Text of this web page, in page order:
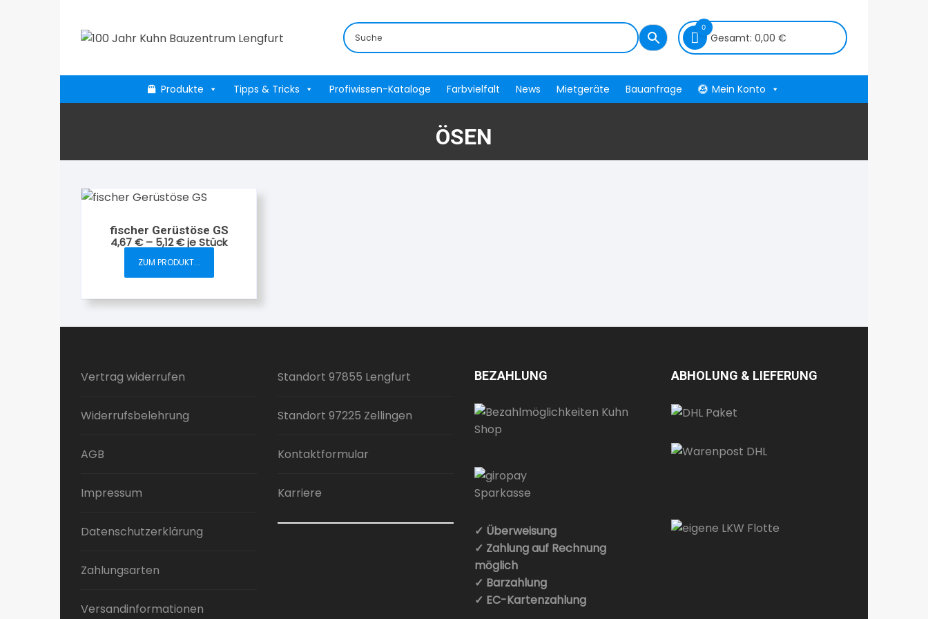
springen
0
Gesamt: 0,00 €
Produkte Tipps & Tricks Profiwissen-Kataloge Farbvielfalt News Mietgeräte Bauanfrage Mein Konto
ÖSEN
fischer Gerüstöse GS
4,67€– 5,12€je Stück
ZUM PRODUKT...
Dieses
weist
Die
Optionen
auf
Vertrag widerrufen
Widerrufsbelehrung
AGB
Impressum
Datenschutzerklärung
Zahlungsarten
Versandinformationen
Standort 97855 Lengfurt
Standort 97225 Zellingen
Kontaktformular
Karriere
BEZAHLUNG
✓ Überweisung
✓ Zahlung auf Rechnung
möglich
✓ Barzahlung
✓ EC-Kartenzahlung
ABHOLUNG & LIEFERUNG